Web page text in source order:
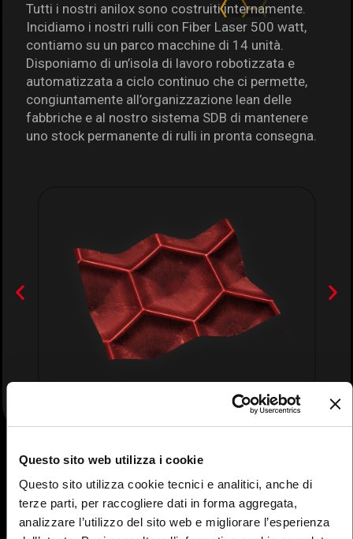
Questo sito web utilizza i cookie
Questo sito utilizza cookie tecnici e analitici, anche di
terze parti, per raccogliere dati in forma aggregata,
analizzare l’utilizzo del sito web e migliorare l’esperienza
Tutti i nostri anilox sono costruiti internamente.
Incidiamo i nostri rulli con Fiber Laser 500 watt,
contiamo su un parco macchine di 14 unità.
Disponiamo di un’isola di lavoro robotizzata e
automatizzata a ciclo continuo che ci permette,
congiuntamente all’organizzazione lean delle
fabbriche e al nostro sistema SDB di mantenere
uno stock permanente di rulli in pronta consegna.